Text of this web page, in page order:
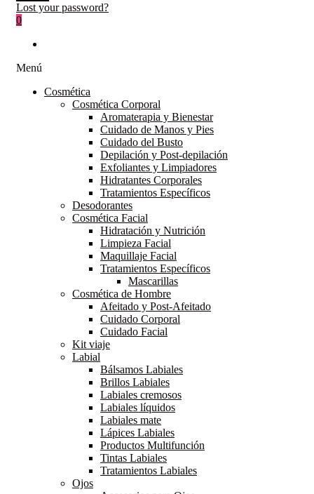
Lost your password?
0
Menú
Cosmética
Cosmética Corporal
Aromaterapia y Bienestar
Cuidado de Manos y Pies
Cuidado del Busto
Depilación y Post-depilación
Exfoliantes y Limpiadores
Hidratantes Corporales
Tratamientos Específicos
Desodorantes
Cosmética Facial
Hidratación y Nutrición
Limpieza Facial
Maquillaje Facial
Tratamientos Específicos
Mascarillas
Cosmética de Hombre
Afeitado y Post-Afeitado
Cuidado Corporal
Cuidado Facial
Kit viaje
Labial
Bálsamos Labiales
Brillos Labiales
Labiales cremosos
Labiales líquidos
Labiales mate
Lápices Labiales
Productos Multifunción
Tintas Labiales
Tratamientos Labiales
Ojos